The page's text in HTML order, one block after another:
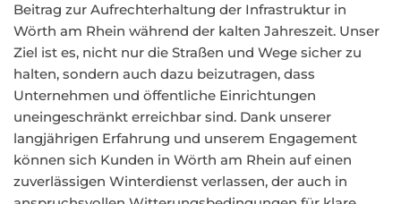
Beitrag zur Aufrechterhaltung der Infrastruktur in
Wörth am Rhein während der kalten Jahreszeit. Unser
Ziel ist es, nicht nur die Straßen und Wege sicher zu
halten, sondern auch dazu beizutragen, dass
Unternehmen und öffentliche Einrichtungen
uneingeschränkt erreichbar sind. Dank unserer
langjährigen Erfahrung und unserem Engagement
können sich Kunden in Wörth am Rhein auf einen
zuverlässigen Winterdienst verlassen, der auch in